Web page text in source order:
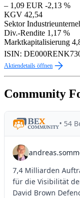
– 1,09 EUR -2,13 %
KGV 42,54
Sektor
Div.-Rendite 1,17 %
Marktkapitalisierung
ISIN:
Aktiendetails öffnen
Community